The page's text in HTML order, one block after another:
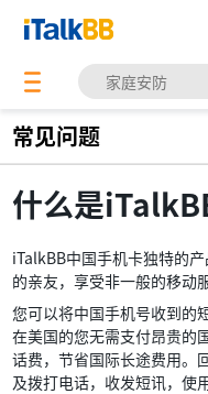
常见问题
什么是
iTalkBB中国手机卡独特的
的亲友，享受非一般的移动
您可以将中国手机号收到的
在美国的您无需支付昂贵的
话费，节省国际长途费用。
及拨打电话，收发短讯，使